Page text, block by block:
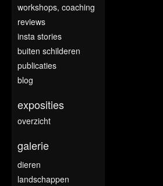
workshops, coaching
reviews
insta stories
buiten schilderen
publicaties
blog
exposities
overzicht
galerie
dieren
landschappen